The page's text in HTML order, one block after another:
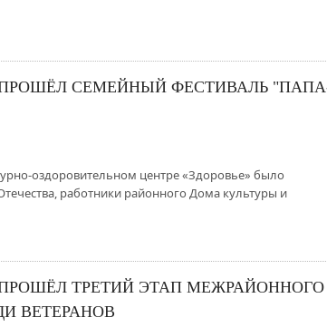
СЕМЕЙНЫЙ ФЕСТИВАЛЬ
оздоровительном центре «Здоровье» было
работники районного Дома культуры и
ТРЕТИЙ ЭТАП МЕЖРАЙОННОГО
ВЕТЕРАНОВ